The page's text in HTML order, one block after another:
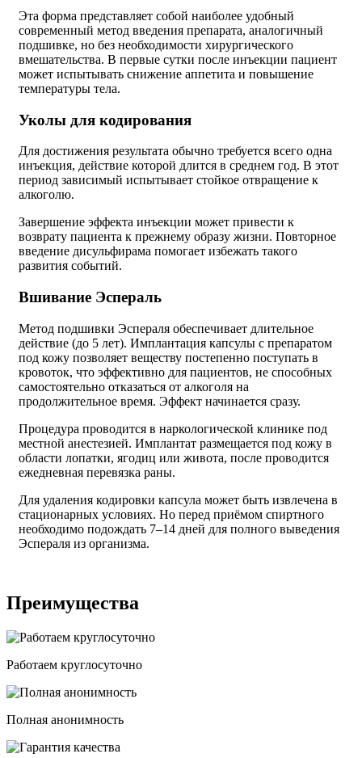
Эта форма представляет собой наиболее удобный
современный метод введения препарата, аналогичный
подшивке, но без необходимости хирургического
вмешательства. В первые сутки после инъекции пациент
может испытывать снижение аппетита и повышение
температуры тела.
Уколы для кодирования
Для достижения результата обычно требуется всего одна
инъекция, действие которой длится в среднем год. В этот
период зависимый испытывает стойкое отвращение к
алкоголю.
Завершение эффекта инъекции может привести к
возврату пациента к прежнему образу жизни. Повторное
введение дисульфирама помогает избежать такого
развития событий.
Вшивание Эспераль
Метод подшивки Эспераля обеспечивает длительное
действие (до 5 лет). Имплантация капсулы с препаратом
под кожу позволяет веществу постепенно поступать в
кровоток, что эффективно для пациентов, не способных
самостоятельно отказаться от алкоголя на
продолжительное время. Эффект начинается сразу.
Процедура проводится в наркологической клинике под
местной анестезией. Имплантат размещается под кожу в
области лопатки, ягодиц или живота, после проводится
ежедневная перевязка раны.
Для удаления кодировки капсула может быть извлечена в
стационарных условиях. Но перед приёмом спиртного
необходимо подождать 7–14 дней для полного выведения
Эспераля из организма.
Преимущества
Работаем круглосуточно
Полная анонимность